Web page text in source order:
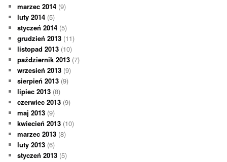
marzec 2014 (9)
luty 2014 (5)
styczeń 2014 (5)
grudzień 2013 (11)
listopad 2013 (10)
październik 2013 (7)
wrzesień 2013 (9)
sierpień 2013 (9)
lipiec 2013 (8)
czerwiec 2013 (9)
maj 2013 (9)
kwiecień 2013 (10)
marzec 2013 (8)
luty 2013 (6)
styczeń 2013 (5)